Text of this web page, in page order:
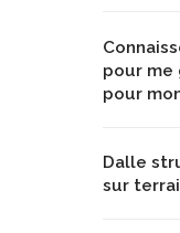
pour me
pour
Dalle
sur